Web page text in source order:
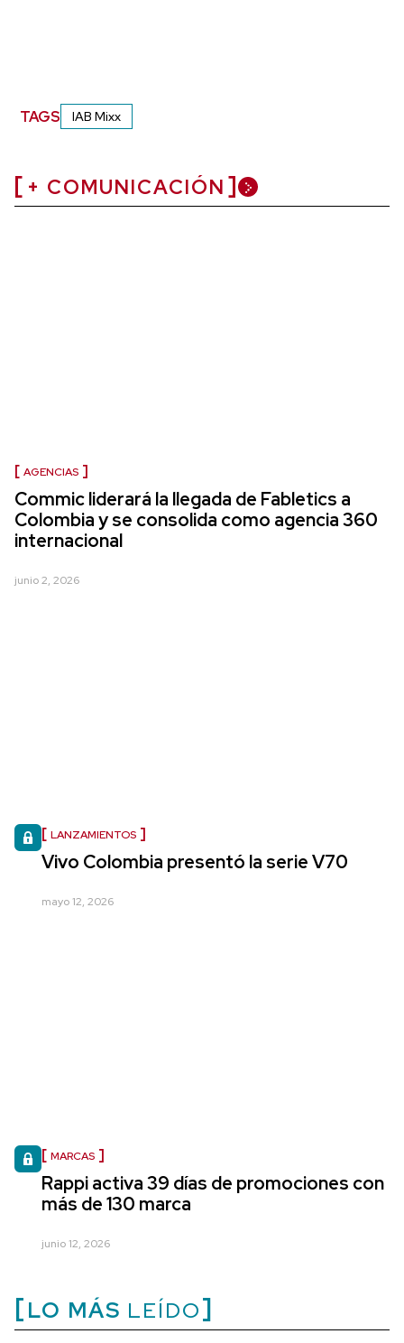
TAGS IAB Mixx
+ COMUNICACIÓN
AGENCIAS
Commic liderará la llegada de Fabletics a
Colombia y se consolida como agencia 360
internacional
junio 2, 2026
LANZAMIENTOS
Vivo Colombia presentó la serie V70
mayo 12, 2026
MARCAS
Rappi activa 39 días de promociones con
más de 130 marca
junio 12, 2026
LO MÁS LEÍDO